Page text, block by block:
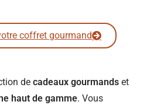
coffret gourmand
de cadeaux gourmands et
haut de gamme. Vous